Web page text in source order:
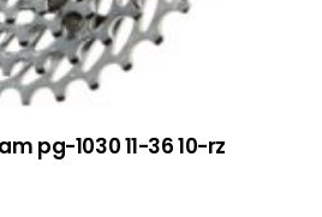
pg-1030 11-36 10-rz